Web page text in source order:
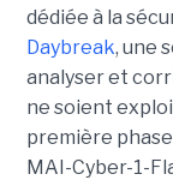
dédiée à la
Daybreak, une
analyser et
ne soient
première
MAI-Cyber-1-